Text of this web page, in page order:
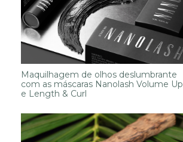
Maquilhagem de olhos deslumbrante
com as máscaras Nanolash Volume Up
e Length & Curl